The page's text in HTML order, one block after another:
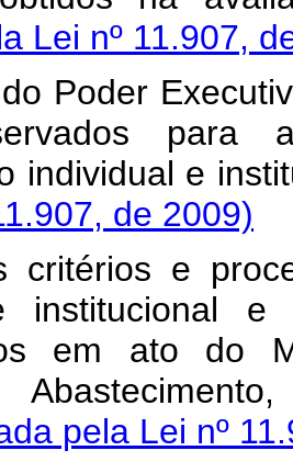
Lei nº 11.907,
Poder
para
individual e
de 2009)
e
institucional
em ato do
pela Lei nº